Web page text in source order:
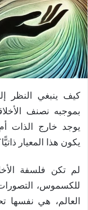
كيف ينبغي النظر
بموجبه نصنف
يوجد خارج الذات
يكون هذا المعيار
لم تكن فلسفة
للكسموس، التصورات
العالم، هي نفسها